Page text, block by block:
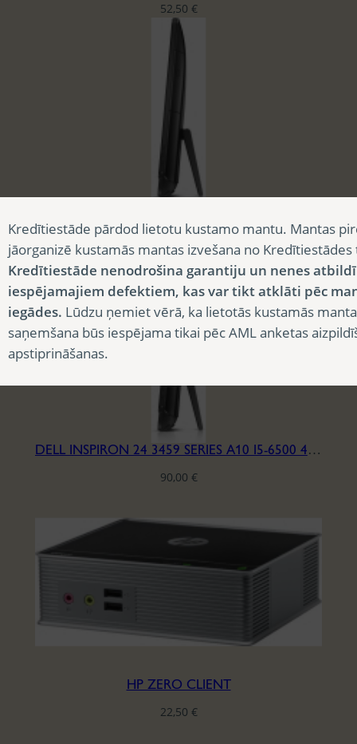
52,50 €
90,00
DELL INSPIRON 24 3459 SERIES A10 I5-6500 4/240
90,00 €
HP ZERO CLIENT
22,50 €
Kredītiestāde pārdod lietotu kustamo mantu. Mantas
jāorganizē kustamās mantas izvešana no
Kredītiestāde nenodrošina garantiju un nenes
iespējamajiem defektiem, kas var tikt atklāti pēc
iegādes. Lūdzu ņemiet vērā, ka lietotās kustamās
saņemšana būs iespējama tikai pēc AML anketas
apstiprināšanas.